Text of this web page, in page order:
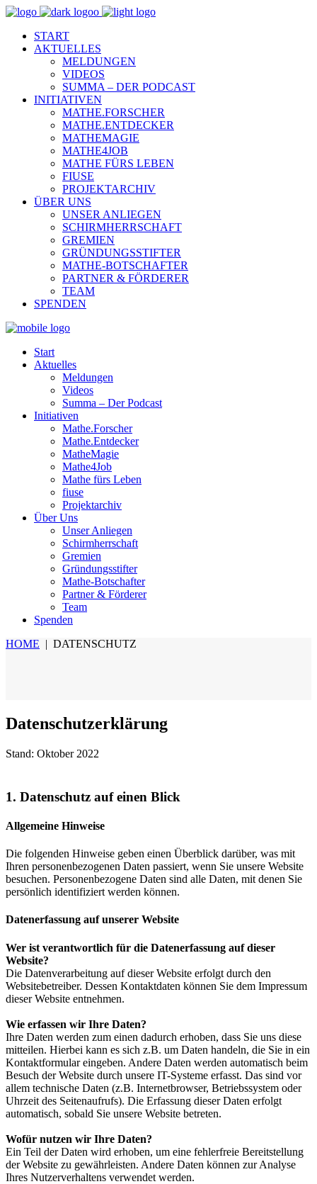
START
AKTUELLES
MELDUNGEN
VIDEOS
SUMMA – DER PODCAST
INITIATIVEN
MATHE.FORSCHER
MATHE.ENTDECKER
MATHEMAGIE
MATHE4JOB
MATHE FÜRS LEBEN
FIUSE
PROJEKTARCHIV
ÜBER UNS
UNSER ANLIEGEN
SCHIRMHERRSCHAFT
GREMIEN
GRÜNDUNGSSTIFTER
MATHE-BOTSCHAFTER
PARTNER & FÖRDERER
TEAM
SPENDEN
Start
Aktuelles
Meldungen
Videos
Summa – Der Podcast
Initiativen
Mathe.Forscher
Mathe.Entdecker
MatheMagie
Mathe4Job
Mathe fürs Leben
fiuse
Projektarchiv
Über Uns
Unser Anliegen
Schirmherrschaft
Gremien
Gründungsstifter
Mathe-Botschafter
Partner & Förderer
Team
Spenden
HOME | DATENSCHUTZ
Datenschutzerklärung
Stand: Oktober 2022
1. Datenschutz auf einen Blick
Allgemeine Hinweise
Die folgenden Hinweise geben einen Überblick darüber, was mit
Ihren personenbezogenen Daten passiert, wenn Sie unsere Website
besuchen. Personenbezogene Daten sind alle Daten, mit denen Sie
persönlich identifiziert werden können.
Datenerfassung auf unserer Website
Wer ist verantwortlich für die Datenerfassung auf dieser
Website?
Die Datenverarbeitung auf dieser Website erfolgt durch den
Websitebetreiber. Dessen Kontaktdaten können Sie dem Impressum
dieser Website entnehmen.
Wie erfassen wir Ihre Daten?
Ihre Daten werden zum einen dadurch erhoben, dass Sie uns diese
mitteilen. Hierbei kann es sich z.B. um Daten handeln, die Sie in ein
Kontaktformular eingeben. Andere Daten werden automatisch beim
Besuch der Website durch unsere IT-Systeme erfasst. Das sind vor
allem technische Daten (z.B. Internetbrowser, Betriebssystem oder
Uhrzeit des Seitenaufrufs). Die Erfassung dieser Daten erfolgt
automatisch, sobald Sie unsere Website betreten.
Wofür nutzen wir Ihre Daten?
Ein Teil der Daten wird erhoben, um eine fehlerfreie Bereitstellung
der Website zu gewährleisten. Andere Daten können zur Analyse
Ihres Nutzerverhaltens verwendet werden.